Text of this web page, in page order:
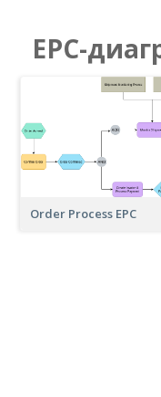
EPC-
Order Process EPC